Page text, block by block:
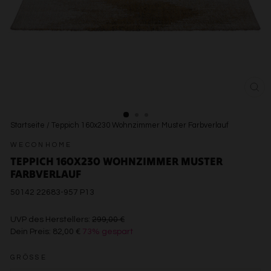
Startseite / Teppich 160x230 Wohnzimmer Muster Farbverlauf
WECONHOME
TEPPICH 160X230 WOHNZIMMER MUSTER
FARBVERLAUF
50142 22683-957 P13
UVP des Herstellers: 299,00 €€299,00
Dein Preis: 82,00 € 73% gespart
GRÖSSE